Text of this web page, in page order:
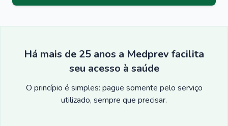
Há mais de 25 anos a Medprev facilita
seu acesso à saúde
O princípio é simples: pague somente pelo serviço
utilizado, sempre que precisar.